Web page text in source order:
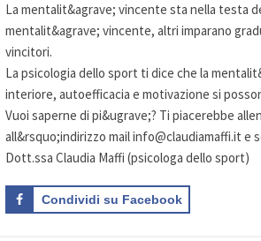
La mentalit&agrave; vincente sta nella testa
mentalit&agrave; vincente, altri imparano
vincitori.
La psicologia dello sport ti dice che la
interiore, autoefficacia e motivazione si
Vuoi saperne di pi&ugrave;? Ti piacerebbe
all&rsquo;indirizzo mail info@claudiamaffi.it e
Dott.ssa Claudia Maffi (psicologa dello sport)
Condividi su Facebook